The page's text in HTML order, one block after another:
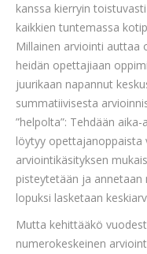
kanssa kierryin
kaikkien tuntemassa
Millainen arviointi auttaa
heidän opettajiaan
juurikaan napannut
summatiivisesta
”helpolta”: Tehdään
löytyy opettajanoppaista
arviointikäsityksen
pisteytetään ja annetaan
lopuksi lasketaan
Mutta kehittääkö
numerokeskeinen